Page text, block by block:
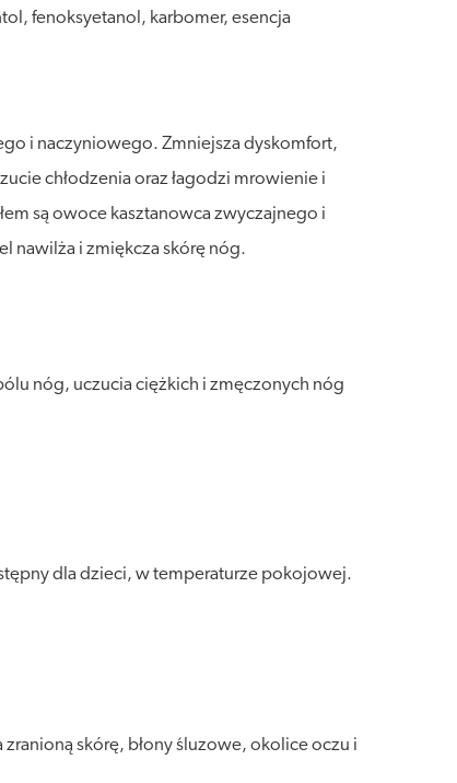
fenoksyetanol, karbomer, esencja
i naczyniowego. Zmniejsza dyskomfort,
chłodzenia oraz łagodzi mrowienie i
są owoce kasztanowca zwyczajnego i
nawilża i zmiękcza skórę nóg.
nóg, uczucia ciężkich i zmęczonych nóg
dla dzieci, w temperaturze pokojowej.
skórę, błony śluzowe, okolice oczu i